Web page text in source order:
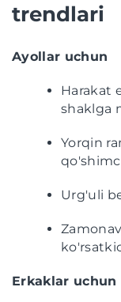
trendlari
Ayollar uchun
Harakat
shaklga
Yorqin
Urg'uli
Erkaklar uchun